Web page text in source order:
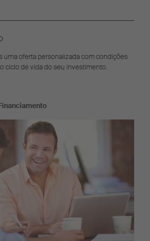
uma oferta personalizada com condições
ciclo de vida do seu investimento.